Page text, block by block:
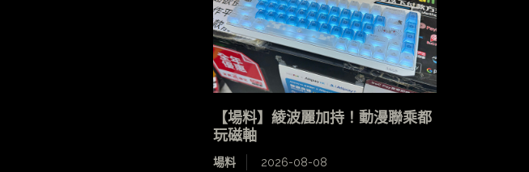
【場料】綾波麗加持！動漫聯乘都
玩磁軸
場料 2026-08-08